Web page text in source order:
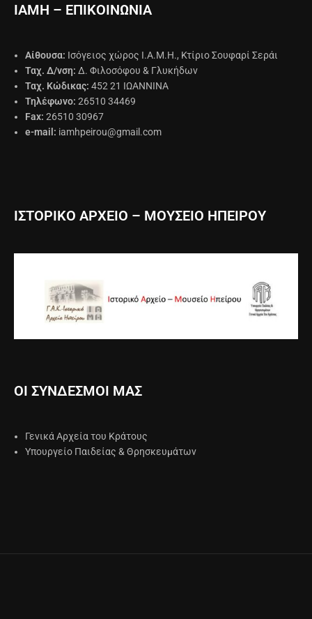
ΙΑΜΗ – ΕΠΙΚΟΙΝΩΝΙΑ
Αίθουσα: Ισόγειος χώρος Ι.Α.Μ.Η., Κτίριο Σουφαρί Σεράι
Ταχ. Δ/νση: Δ. Φιλοσόφου & Γλυκήδων
Ταχ. Κώδικας: 452 21 ΙΩΑΝΝΙΝΑ
Τηλέφωνο: 26510 34469
Fax: 26510 30967
e-mail: iamhpeirou@gmail.com
ΙΣΤΟΡΙΚΟ ΑΡΧΕΙΟ – ΜΟΥΣΕΙΟ ΗΠΕΙΡΟΥ
ΟΙ ΣΥΝΔΕΣΜΟΙ ΜΑΣ
Γενικά Αρχεία του Κράτους
Υπουργείο Παιδείας & Θρησκευμάτων